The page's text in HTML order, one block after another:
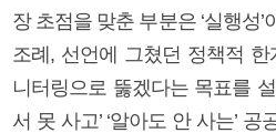
장 초점을 맞춘 부분은 ‘실행성
조례, 선언에 그쳤던 정책적 한
니터링으로 뚫겠다는 목표를
서 못 사고’ ‘알아도 안 사는’